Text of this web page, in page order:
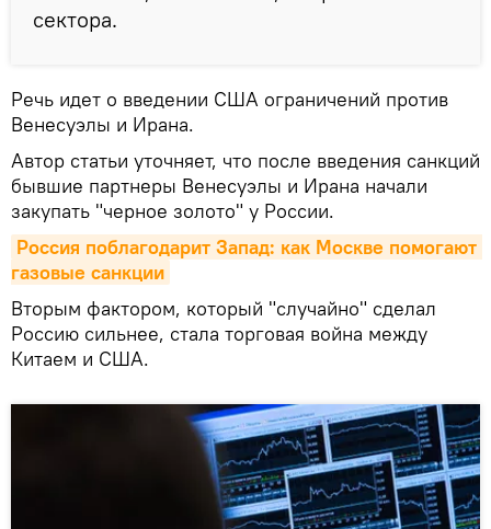
сектора.
Речь идет о введении США ограничений против
Венесуэлы и Ирана.
Автор статьи уточняет, что после введения санкций
бывшие партнеры Венесуэлы и Ирана начали
закупать "черное золото" у России.
Россия поблагодарит Запад: как Москве помогают
газовые санкции
Вторым фактором, который "случайно" сделал
Россию сильнее, стала торговая война между
Китаем и США.